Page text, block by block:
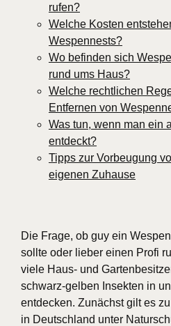
rufen?
Welche Kosten
Wespennests?
Wo befinden sich
rund ums Haus?
Welche rechtlichen
Entfernen von
Was tun, wenn man ein
entdeckt?
Tipps zur Vorbeugung
eigenen Zuhause
Die Frage, ob guy ein
sollte oder lieber einen Profi
viele Haus- und
schwarz-gelben Insekten in
entdecken. Zunächst gilt es
in Deutschland unter